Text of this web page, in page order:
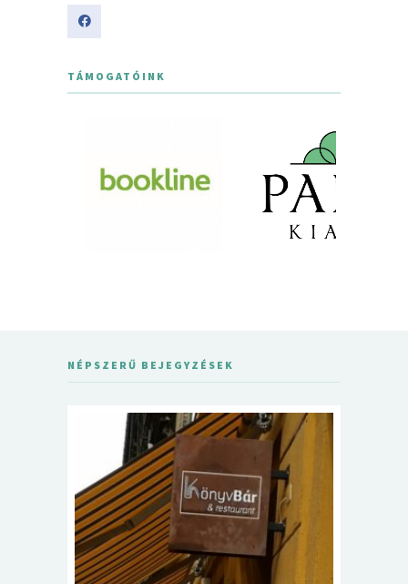
TÁMOGATÓINK
NÉPSZERŰ BEJEGYZÉSEK